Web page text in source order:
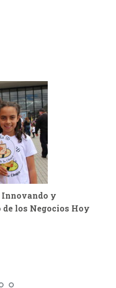
Innovando y
los Negocios Hoy